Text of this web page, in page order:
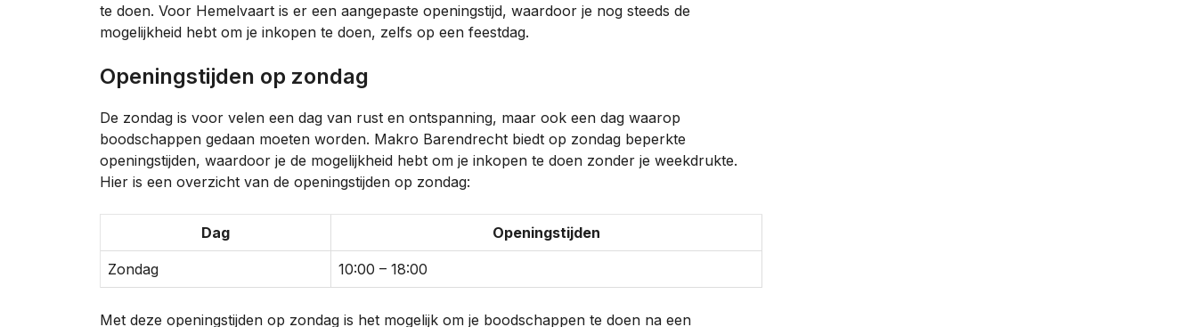
te doen. Voor Hemelvaart is er een aangepaste openingstijd, waardoor je nog steeds de
mogelijkheid hebt om je inkopen te doen, zelfs op een feestdag.
Openingstijden op zondag
De zondag is voor velen een dag van rust en ontspanning, maar ook een dag waarop
boodschappen gedaan moeten worden. Makro Barendrecht biedt op zondag beperkte
openingstijden, waardoor je de mogelijkheid hebt om je inkopen te doen zonder je weekdrukte.
Hier is een overzicht van de openingstijden op zondag:
Dag Openingstijden
Zondag 10:00 – 18:00
Met deze openingstijden op zondag is het mogelijk om je boodschappen te doen na een